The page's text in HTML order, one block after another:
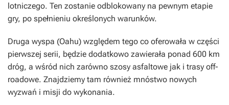
lotniczego. Ten zostanie odblokowany na pewnym etapie
gry, po spełnieniu określonych warunków.
Druga wyspa (Oahu) względem tego co oferowała w części
pierwszej serii, będzie dodatkowo zawierała ponad 600 km
dróg, a wśród nich zarówno szosy asfaltowe jak i trasy off-
roadowe. Znajdziemy tam również mnóstwo nowych
wyzwań i misji do wykonania.